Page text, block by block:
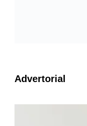
Advertorial